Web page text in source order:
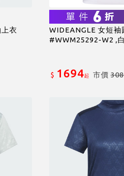
衣
WIDEANGLE 女短袖
#WWM25292-W2 ,白
$ 1694起 市價